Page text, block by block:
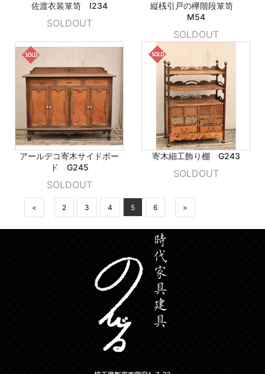
佐渡衣装箪笥 I234
SOLDOUT
縦桟引戸の欅階段箪笥
M54
SOLDOUT
アールデコ寄木サイドボー
ド G245
SOLDOUT
寄木細工飾り棚 G243
SOLDOUT
< 2 3 4 5 6 >